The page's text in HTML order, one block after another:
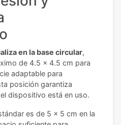
en la base circular,
de 4.5 x 4.5 cm para
adaptable para
posición garantiza
dispositivo está en uso.
es de 5 x 5 cm en la